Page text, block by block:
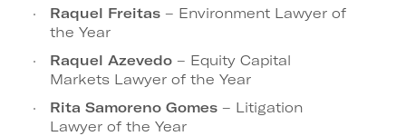
Raquel Freitas – Environment Lawyer of
the Year
Raquel Azevedo – Equity Capital
Markets Lawyer of the Year
Rita Samoreno Gomes – Litigation
Lawyer of the Year